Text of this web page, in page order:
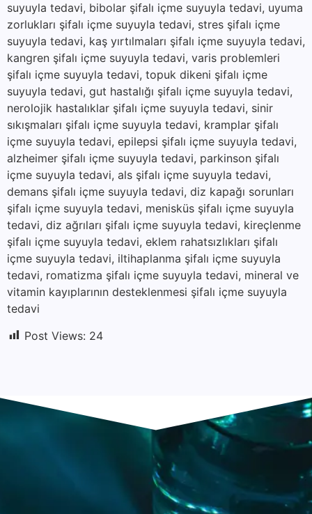
suyuyla tedavi, bibolar şifalı içme suyuyla tedavi, uyuma
zorlukları şifalı içme suyuyla tedavi, stres şifalı içme
suyuyla tedavi, kaş yırtılmaları şifalı içme suyuyla tedavi,
kangren şifalı içme suyuyla tedavi, varis problemleri
şifalı içme suyuyla tedavi, topuk dikeni şifalı içme
suyuyla tedavi, gut hastalığı şifalı içme suyuyla tedavi,
nerolojik hastalıklar şifalı içme suyuyla tedavi, sinir
sıkışmaları şifalı içme suyuyla tedavi, kramplar şifalı
içme suyuyla tedavi, epilepsi şifalı içme suyuyla tedavi,
alzheimer şifalı içme suyuyla tedavi, parkinson şifalı
içme suyuyla tedavi, als şifalı içme suyuyla tedavi,
demans şifalı içme suyuyla tedavi, diz kapağı sorunları
şifalı içme suyuyla tedavi, menisküs şifalı içme suyuyla
tedavi, diz ağrıları şifalı içme suyuyla tedavi, kireçlenme
şifalı içme suyuyla tedavi, eklem rahatsızlıkları şifalı
içme suyuyla tedavi, iltihaplanma şifalı içme suyuyla
tedavi, romatizma şifalı içme suyuyla tedavi, mineral ve
vitamin kayıplarının desteklenmesi şifalı içme suyuyla
tedavi
Post Views: 24